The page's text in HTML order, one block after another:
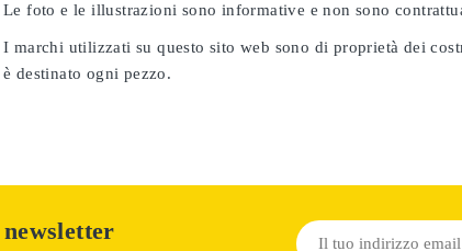
Le foto e le illustrazioni sono informative e non sono
I marchi utilizzati su questo sito web sono di proprietà dei
è destinato ogni pezzo.